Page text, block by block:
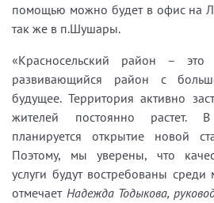
помощью можно будет в офис на
так же в п.Шушары.
«Красносельский район – это
развивающийся район с
будущее. Территория активно
жителей постоянно растет.
планируется открытие новой
Поэтому, мы уверены, что
услуги будут востребованы среди
отмечаетНадежда Тодыкова,